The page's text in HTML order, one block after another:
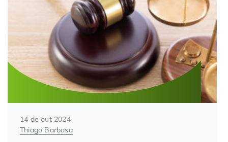
14 de out 2024
Thiago Barbosa